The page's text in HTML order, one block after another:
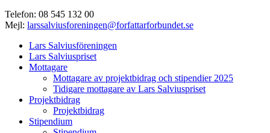
Telefon: 08 545 132 00
Mejl: larssalviusforeningen@forfattarforbundet.se
Lars Salviusföreningen
Lars Salviuspriset
Mottagare
Mottagare av projektbidrag och stipendier 2025
Tidigare mottagare av Lars Salviuspriset
Projektbidrag
Projektbidrag
Stipendium